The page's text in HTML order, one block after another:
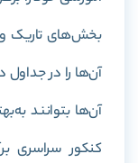
بخش‌های تاریک و
آن‌ها را در جداول
آن‌ها بتوانند
کنکور سراسری